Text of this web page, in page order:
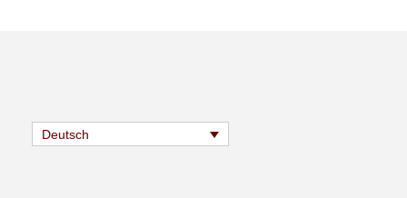
Deutsch